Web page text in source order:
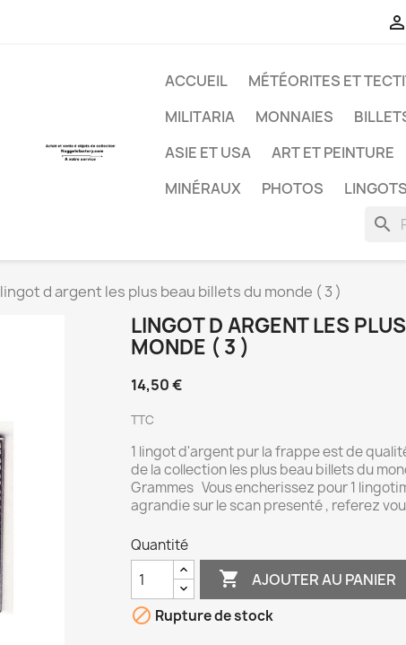

ACCUEIL MÉTÉORITES ET
MILITARIA
MONNAIES
ASIE ET USA
ART ET PEINTURE
MINÉRAUX
PHOTOS LINGOTS
search
lingot d argent les plus beau billets du monde ( 3 )
LINGOT D ARGENT LES
MONDE ( 3 )
14,50 €
TTC
1 lingot d'argent pur la frappe est de
de la collection les plus beau billets du
Grammes Vous encherissez pour 1
agrandie sur le scan presenté , referez
Quantité
 AJOUTER AU PANIER
 Rupture de stock